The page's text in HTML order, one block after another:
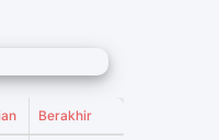
Berakhir